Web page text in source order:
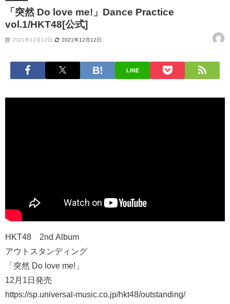
「突然 Do love me!」Dance Practice
vol.1/HKT48[公式]
2021年12月12日 2021年12月12日
LINE
HKT48 2nd Album
アウトスタンディング
「突然 Do love me!」
12月1日発売
https://sp.universal-music.co.jp/hkt48/outstanding/